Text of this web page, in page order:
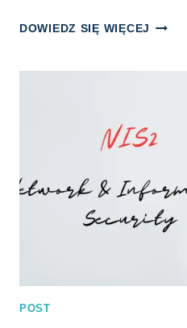
DOWIEDZ SIĘ WIĘCEJ CYBER
CZEGO
POST